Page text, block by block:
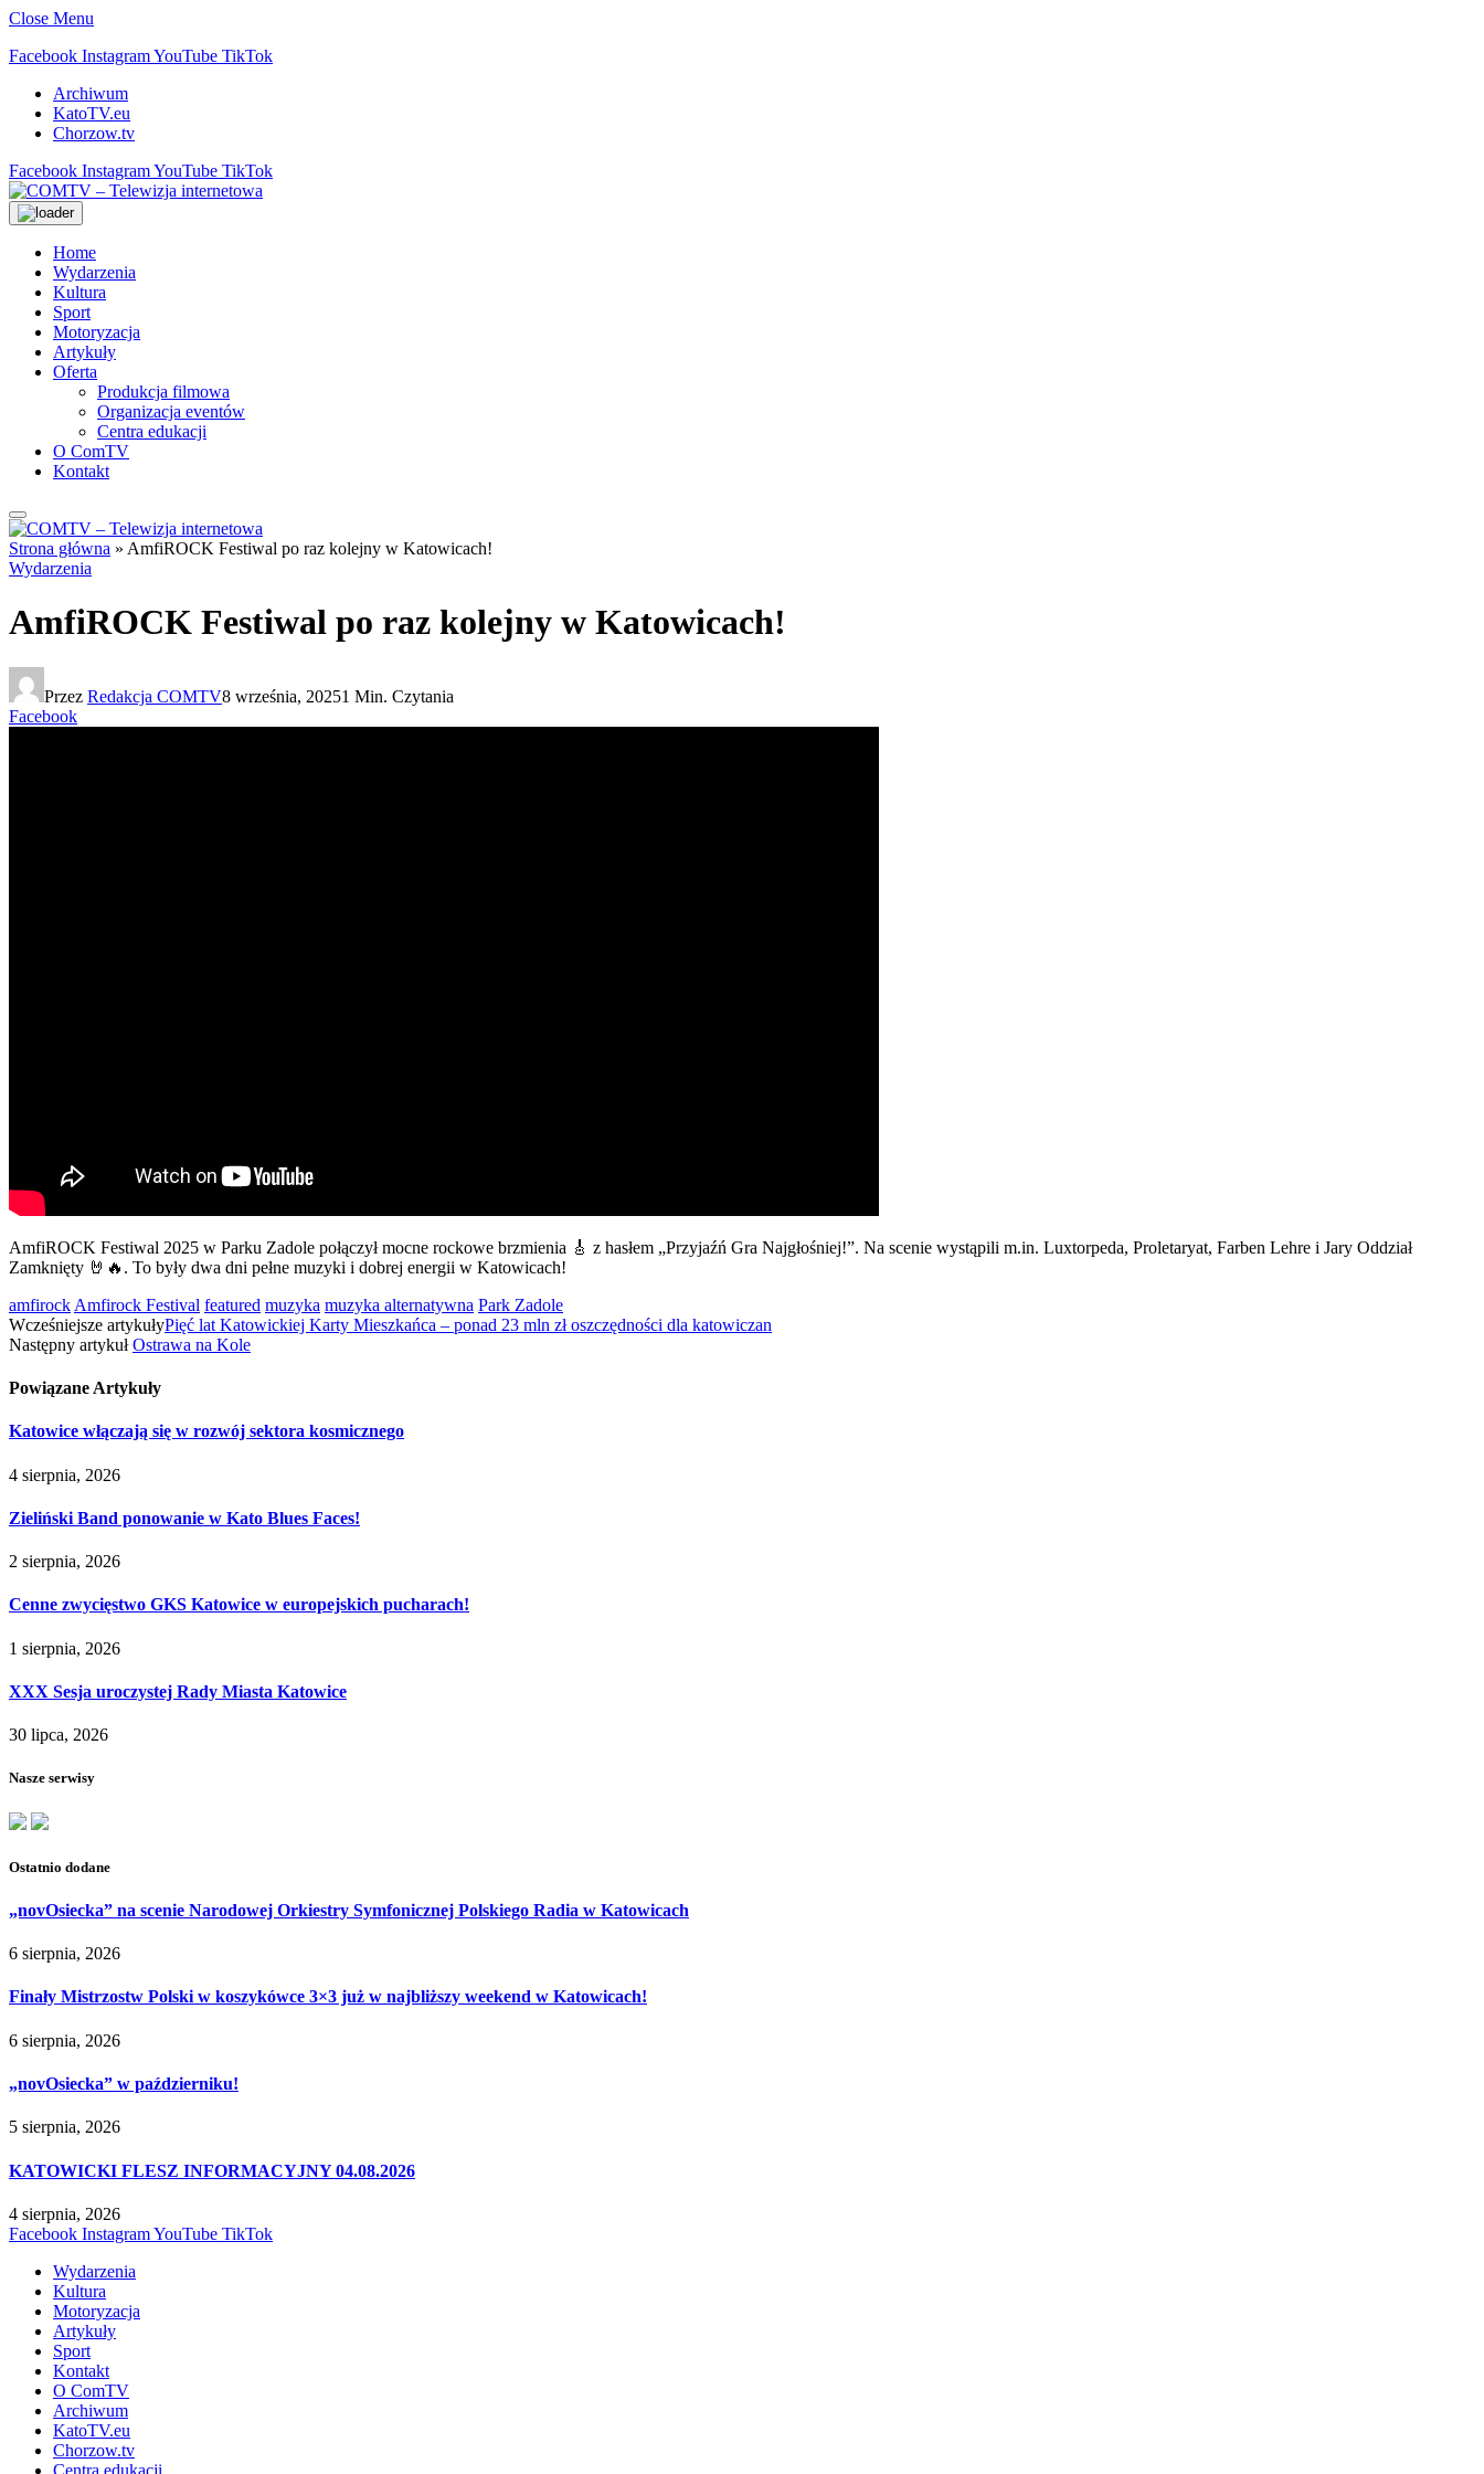
Close Menu
Facebook InstagramYouTube TikTok
Archiwum
KatoTV.eu
Chorzow.tv
Facebook InstagramYouTube TikTok
Home
Wydarzenia
Kultura
Sport
Motoryzacja
Artykuły
Oferta
Produkcja filmowa
Organizacja eventów
Centra edukacji
O ComTV
Kontakt
Strona główna » AmfiROCK Festiwal po raz kolejny w Katowicach!
Wydarzenia
AmfiROCK Festiwal po raz kolejny w Katowicach!
Przez Redakcja COMTV8 września, 20251 Min. Czytania
Facebook
AmfiROCK Festiwal 2025 w Parku Zadole połączył mocne rockowe brzmienia 🎸 z hasłem „Przyjaźń Gra Najgłośniej!”. Na scenie wystąpili m.in. Luxtorpeda, Proletaryat, Farben Lehre i Jary Oddział
Zamknięty 🤘🔥. To były dwa dni pełne muzyki i dobrej energii w Katowicach!
amfirock Amfirock Festival featured muzyka muzyka alternatywna Park Zadole
Wcześniejsze artykułyPięć lat Katowickiej Karty Mieszkańca – ponad 23 mln zł oszczędności dla katowiczan
Następny artykułOstrawa na Kole
Powiązane Artykuły
Katowice włączają się w rozwój sektora kosmicznego
4 sierpnia, 2026
Zieliński Band ponowanie w Kato Blues Faces!
2 sierpnia, 2026
Cenne zwycięstwo GKS Katowice w europejskich pucharach!
1 sierpnia, 2026
XXX Sesja uroczystej Rady Miasta Katowice
30 lipca, 2026
Nasze serwisy
Ostatnio dodane
„novOsiecka” na scenie Narodowej Orkiestry Symfonicznej Polskiego Radia w Katowicach
6 sierpnia, 2026
Finały Mistrzostw Polski w koszykówce 3×3 już w najbliższy weekend w Katowicach!
6 sierpnia, 2026
„novOsiecka” w październiku!
5 sierpnia, 2026
KATOWICKI FLESZ INFORMACYJNY 04.08.2026
4 sierpnia, 2026
Facebook InstagramYouTube TikTok
Wydarzenia
Kultura
Motoryzacja
Artykuły
Sport
Kontakt
O ComTV
Archiwum
KatoTV.eu
Chorzow.tv
Centra edukacji